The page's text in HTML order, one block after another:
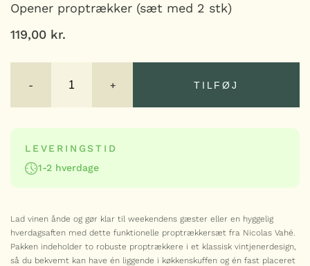
Opener proptrækker (sæt med 2 stk)
119,00 kr.
-
proptrækker
(sæt
+ TILFØJ
LEVERINGSTID
1-2 hverdage
Lad vinen ånde og gør klar til weekendens gæster eller en hyggelig
hverdagsaften med dette funktionelle proptrækkersæt fra Nicolas Vahé.
Pakken indeholder to robuste proptrækkere i et klassisk vintjenerdesign,
så du bekvemt kan have én liggende i køkkenskuffen og én fast placeret